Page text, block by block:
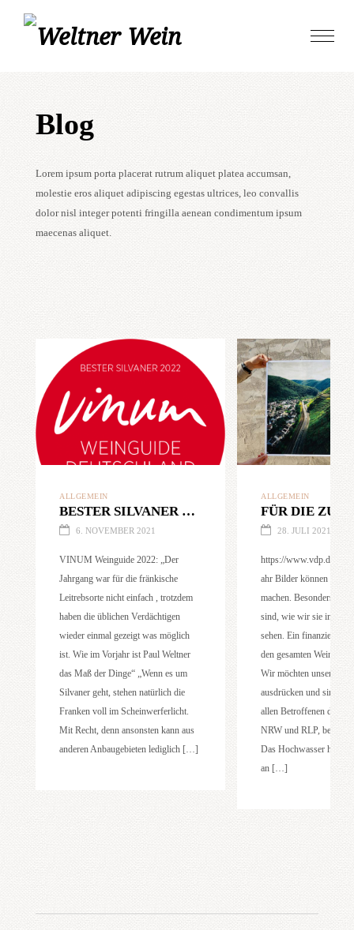
Skip
Toggle
Blog
Lorem ipsum porta placerat rutrum aliquet platea accumsan,
molestie eros aliquet adipiscing egestas ultrices, leo convallis
dolor nisl integer potenti fringilla aenean condimentum ipsum
maecenas aliquet.
ALLGEMEIN
BESTER SILVANER Deutschlands : HOHELEITE SYLVANER 2020 VDP.GROSSE LAGE®
6. NOVEMBER 2021
VINUM Weinguide 2022: „Der
Jahrgang war für die fränkische
Leitrebsorte nicht einfach , trotzdem
haben die üblichen Verdächtigen
wieder einmal gezeigt was möglich
ist. Wie im Vorjahr ist Paul Weltner
das Maß der Dinge“ „Wenn es um
Silvaner geht, stehen natürlich die
Franken voll im Scheinwerferlicht.
Mit Recht, denn ansonsten kann aus
anderen Anbaugebieten lediglich […]
ALLGEMEIN
28. JULI 2021
https://www.vdp.de/de/
ahr Bilder können
machen. Besonders
sind, wie wir sie in den
sehen. ­Ein finanzielles
den gesamten Weinbau
Wir möchten unser
ausdrücken und sind in
allen Betroffenen des
NRW und RLP,
Das Hochwasser hat
an […]